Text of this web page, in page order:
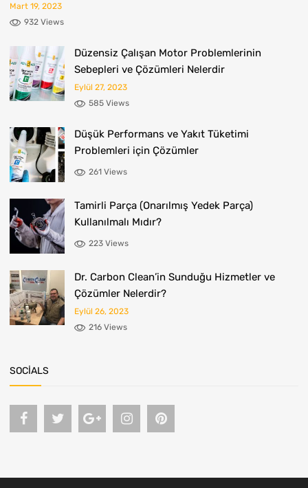
Mart 19, 2023
932 Views
Düzensiz Çalışan Motor Problemlerinin
Sebepleri ve Çözümleri Nelerdir
Eylül 27, 2023
585 Views
Düşük Performans ve Yakıt Tüketimi
Problemleri için Çözümler
261 Views
Tamirli Parça (Onarılmış Yedek Parça)
Kullanılmalı Mıdır?
223 Views
Dr. Carbon Clean’in Sunduğu Hizmetler ve
Çözümler Nelerdir?
Eylül 26, 2023
216 Views
SOCIALS